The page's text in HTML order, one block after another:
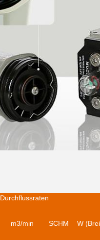
Durchflussraten
m3/min SCHM W